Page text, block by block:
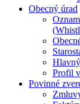
Obecný úrad
Profil
Povinné